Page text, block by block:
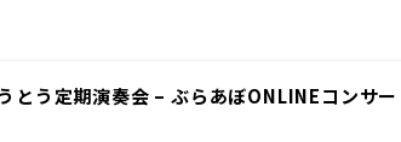
とう定期演奏会 – ぶらあぼONLINEコンサー